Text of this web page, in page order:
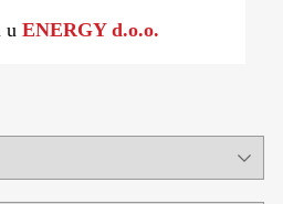
u ENERGY d.o.o.